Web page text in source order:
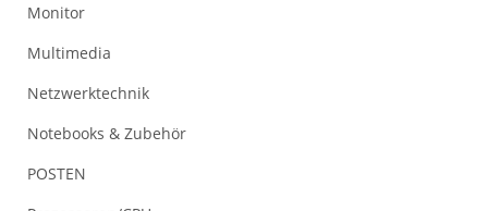
Monitor
Multimedia
Netzwerktechnik
Notebooks & Zubehör
POSTEN